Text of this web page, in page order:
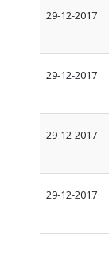
29-12-2017
29-12-2017
29-12-2017
29-12-2017